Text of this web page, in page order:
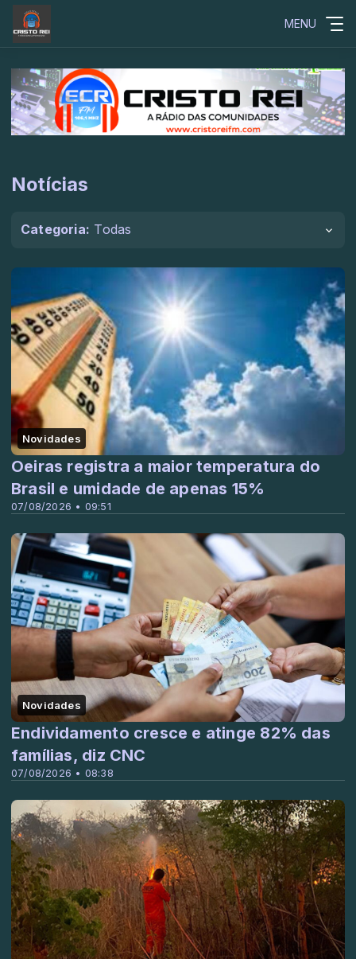
MENU
Notícias
Categoria: Todas
Novidades
07/08/2026 • 09:51
Oeiras registra a maior temperatura do
Brasil e umidade de apenas 15%
Novidades
07/08/2026 • 08:38
Endividamento cresce e atinge 82% das
famílias, diz CNC